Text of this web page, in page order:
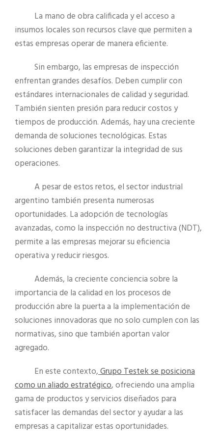
La mano de obra calificada y el acceso a
insumos locales son recursos clave que permiten a
estas empresas operar de manera eficiente.
Sin embargo, las empresas de inspección
enfrentan grandes desafíos. Deben cumplir con
estándares internacionales de calidad y seguridad.
También sienten presión para reducir costos y
tiempos de producción. Además, hay una creciente
demanda de soluciones tecnológicas. Estas
soluciones deben garantizar la integridad de sus
operaciones.
A pesar de estos retos, el sector industrial
argentino también presenta numerosas
oportunidades. La adopción de tecnologías
avanzadas, como la inspección no destructiva (NDT),
permite a las empresas mejorar su eficiencia
operativa y reducir riesgos.
Además, la creciente conciencia sobre la
importancia de la calidad en los procesos de
producción abre la puerta a la implementación de
soluciones innovadoras que no solo cumplen con las
normativas, sino que también aportan valor
agregado.
En este contexto,Grupo Testek se posiciona
como un aliado estratégico, ofreciendo una amplia
gama de productos y servicios diseñados para
satisfacer las demandas del sector y ayudar a las
empresas a capitalizar estas oportunidades.